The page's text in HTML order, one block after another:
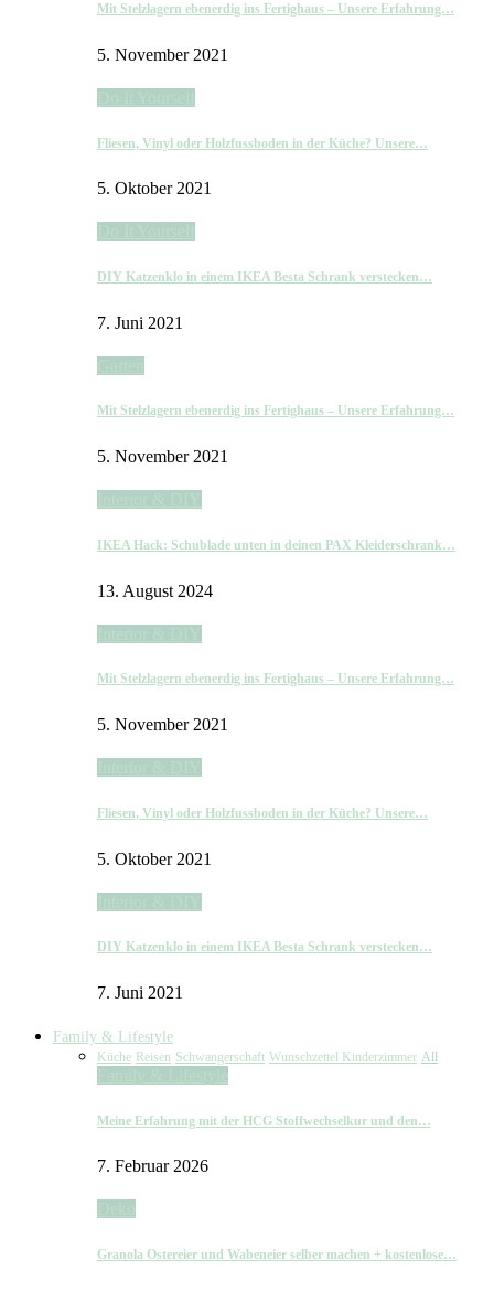
Mit Stelzlagern ebenerdig ins Fertighaus – Unsere Erfahrung…
5. November 2021
Fliesen, Vinyl oder Holzfussboden in der Küche? Unsere…
5. Oktober 2021
DIY Katzenklo in einem IKEA Besta Schrank verstecken…
7. Juni 2021
Mit Stelzlagern ebenerdig ins Fertighaus – Unsere Erfahrung…
5. November 2021
IKEA Hack: Schublade unten in deinen PAX Kleiderschrank…
13. August 2024
Mit Stelzlagern ebenerdig ins Fertighaus – Unsere Erfahrung…
5. November 2021
Fliesen, Vinyl oder Holzfussboden in der Küche? Unsere…
5. Oktober 2021
DIY Katzenklo in einem IKEA Besta Schrank verstecken…
7. Juni 2021
Family & Lifestyle
Küche Reisen Schwangerschaft Wunschzettel Kinderzimmer All
Meine Erfahrung mit der HCG Stoffwechselkur und den…
7. Februar 2026
Granola Ostereier und Wabeneier selber machen + kostenlose…